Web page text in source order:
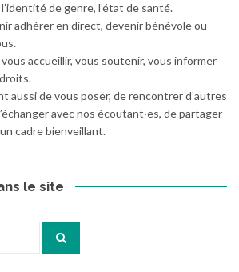
de genre, l’état de santé.
adhérer en direct, devenir bénévole ou
accueillir, vous soutenir, vous informer
aussi de vous poser, de rencontrer d’autres
avec nos écoutant·es, de partager
cadre bienveillant.
le site